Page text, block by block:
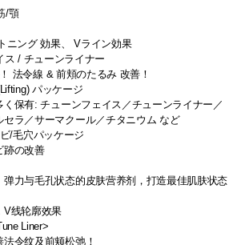
/顎
ニング 効果、 Vライン効果
ス / チューンライナー
法令線 & 前頬のたるみ 改善！
パッケージ
く保有: チューンフェイス／チューンライナー／
ラ／サーマクール／チタニウム など
/毛穴パッケージ
跡の改善
力与毛孔状态的皮肤营养剂，打造最佳肌肤状态
V线轮廓效果
Liner>
令纹及前颊松弛！